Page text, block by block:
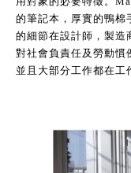
的筆記本，厚實的鴨棉
的細節在設計師，製造
對社會負責任及勞動慣
並且大部分工作都在工